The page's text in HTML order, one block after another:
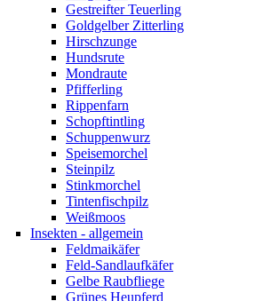
Gestreifter Teuerling
Goldgelber Zitterling
Hirschzunge
Hundsrute
Mondraute
Pfifferling
Rippenfarn
Schopftintling
Schuppenwurz
Speisemorchel
Steinpilz
Stinkmorchel
Tintenfischpilz
Weißmoos
Insekten - allgemein
Feldmaikäfer
Feld-Sandlaufkäfer
Gelbe Raubfliege
Grünes Heupferd